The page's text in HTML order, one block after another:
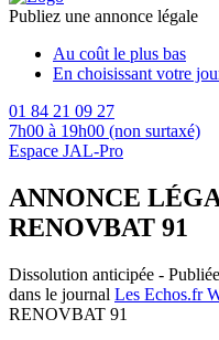
Publiez une annonce légale
Au coût le plus bas
En choisissant votre
01 84 21 09 27
7h00 à 19h00 (non surtaxé)
Espace JAL-Pro
ANNONCE
RENOVBAT 91
Dissolution anticipée -
dans le journal Les Echos.fr
RENOVBAT 91